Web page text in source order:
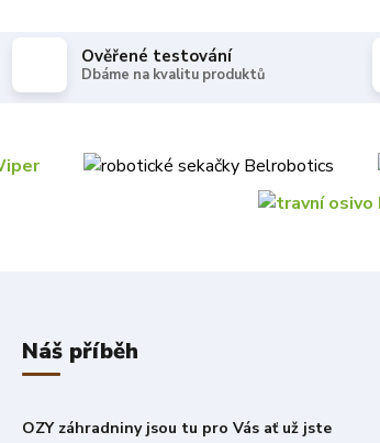
Ověřené testování
Dbáme na kvalitu produktů
Náš příběh
OZY záhradniny jsou tu pro Vás ať už jste